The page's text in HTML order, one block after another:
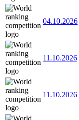
04.10.2026
11.10.2026
11.10.2026